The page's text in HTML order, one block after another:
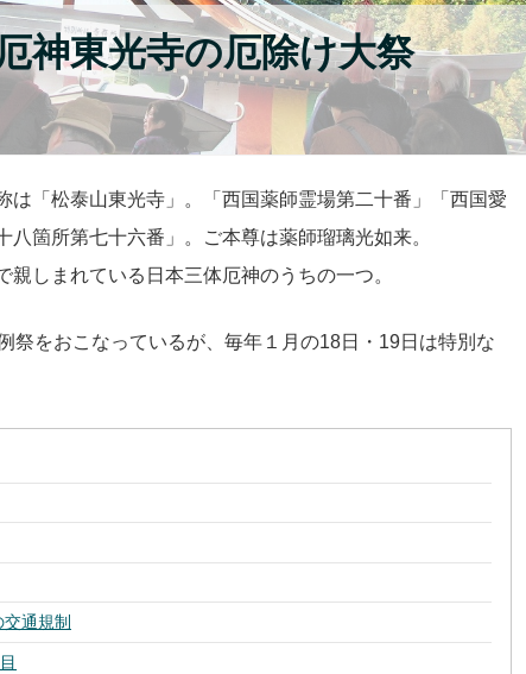
神東光寺の厄除け大祭
は「松泰山東光寺」。「西国薬師霊場第二十番」「西国愛
箇所第七十六番」。ご本尊は薬師瑠璃光如来。
しまれている日本三体厄神のうちの一つ。
祭をおこなっているが、毎年１月の18日・19日は特別な
通規制